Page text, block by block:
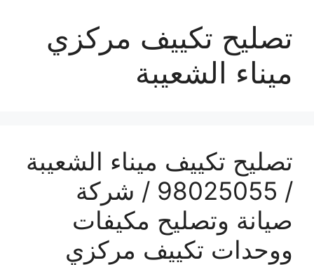
تصليح تكييف مركزي
ميناء الشعيبة
تصليح تكييف ميناء الشعيبة
/ 98025055 / شركة
صيانة وتصليح مكيفات
ووحدات تكييف مركزي